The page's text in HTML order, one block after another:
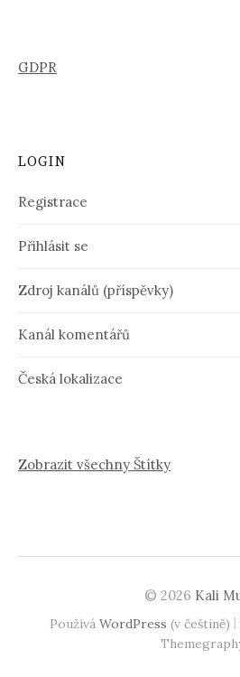
GDPR
LOGIN
Registrace
Přihlásit se
Zdroj kanálů (příspěvky)
Kanál komentářů
Česká lokalizace
Zobrazit všechny Štítky
© 2026 Kali
Používá WordPress (v češtině) |